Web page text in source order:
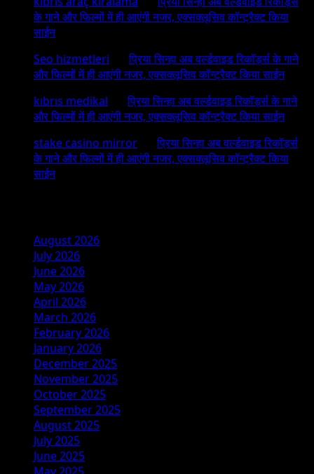
के गाने और फिल्मों में ही आएंगी नजर, एक्सक्लूसिव कॉन्ट्रैक्ट किया
साईन
Seo hizmetleri onप्रिया सिन्हा अब वर्ल्डवाइड रिकॉर्ड्स के गाने
और फिल्मों में ही आएंगी नजर, एक्सक्लूसिव कॉन्ट्रैक्ट किया साईन
kıbrıs medikal onप्रिया सिन्हा अब वर्ल्डवाइड रिकॉर्ड्स के गाने
और फिल्मों में ही आएंगी नजर, एक्सक्लूसिव कॉन्ट्रैक्ट किया साईन
stake casino mirror onप्रिया सिन्हा अब वर्ल्डवाइड रिकॉर्ड्स
के गाने और फिल्मों में ही आएंगी नजर, एक्सक्लूसिव कॉन्ट्रैक्ट किया
साईन
August 2026
July 2026
June 2026
May 2026
April 2026
March 2026
February 2026
January 2026
December 2025
November 2025
October 2025
September 2025
August 2025
July 2025
June 2025